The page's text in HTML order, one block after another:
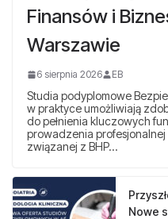
Finansów i
Warszawie
6 sierpnia 2026 EB
Studia podyplomowe
w praktyce umożliwiają
do pełnienia kluczowych
prowadzenia
związanej z BHP…
Nowe